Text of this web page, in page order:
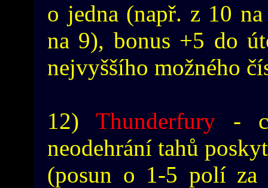
o jedna (např. z 10
na 9), bonus +5 do
nejvyššího možného
12)Thunderfury -
neodehrání tahů
(posun o 1-5 polí za